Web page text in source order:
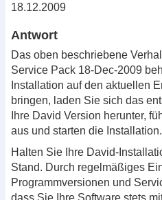
18.12.2009
Antwort
Das oben beschriebene
Service Pack 18-Dec-2009
Installation auf den aktuellen
bringen, laden Sie sich das
Ihre David Version herunter,
aus und starten die Installation.
Halten Sie Ihre David-
Stand. Durch regelmäßiges
Programmversionen und